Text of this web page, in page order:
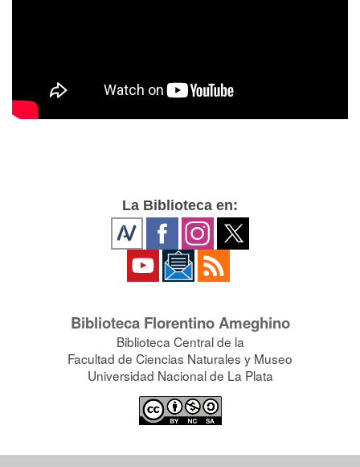
La Biblioteca en:
Biblioteca Florentino Ameghino
Biblioteca Central de la
Facultad de Ciencias Naturales y Museo
Universidad Nacional de La Plata